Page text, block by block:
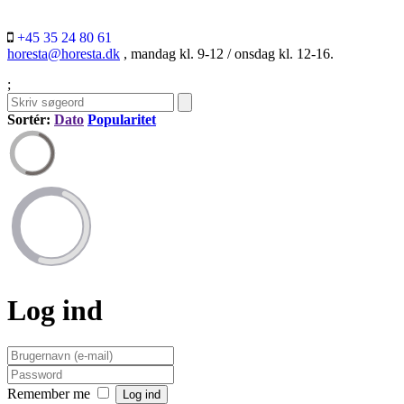
+45 35 24 80 61
horesta@horesta.dk , mandag kl. 9-12 / onsdag kl. 12-16.
;
Sortér: Dato Popularitet
Log ind
Remember me